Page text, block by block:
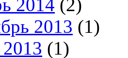
2014 (2)
2013 (1)
(1)